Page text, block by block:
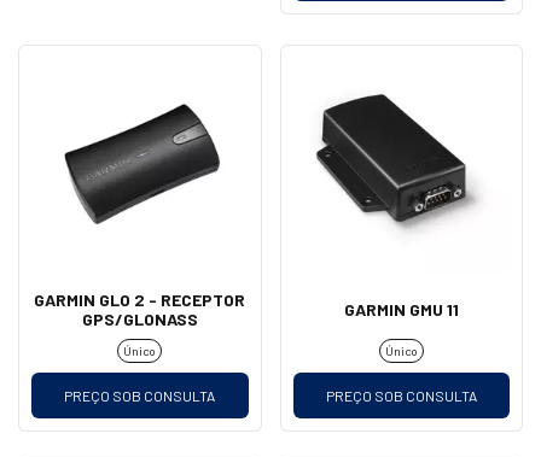
GARMIN GLO 2 - RECEPTOR
GPS/GLONASS
Único
PREÇO SOB CONSULTA
GARMIN GMU 11
Único
PREÇO SOB CONSULTA